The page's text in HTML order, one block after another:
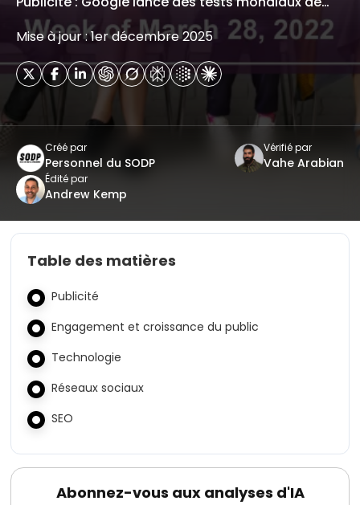
Mise à jour : 1er décembre 2025
Créé par
Personnel du SODP
Vérifié par
Vahe Arabian
Édité par
Andrew Kemp
Table des matières
Publicité
Engagement et croissance du public
Technologie
Réseaux sociaux
SEO
Abonnez-vous aux analyses d'IA